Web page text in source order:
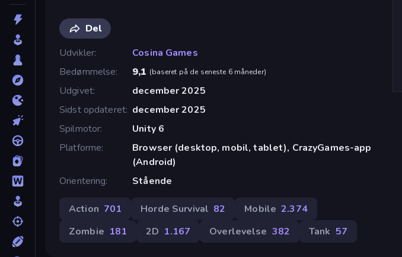
Del
Udvikler
Cosina Games
Bedømmelse
9,1 (baseret på de seneste 6 måneder)
Udgivet
december 2025
Sidst opdateret december 2025
Spilmotor
Unity 6
Platforme
Browser (desktop, mobil, tablet), CrazyGames-app
(Android)
Orientering
Stående
Action 701 Horde Survival 82 Mobile 2.374
Zombie 181 2D 1.167 Overlevelse 382 Tank 57